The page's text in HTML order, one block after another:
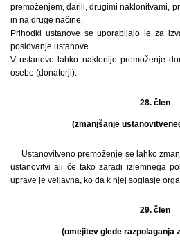
premoženjem, darili, drugimi naklonitvami,
in na druge načine.
Prihodki ustanove se uporabljajo le za
poslovanje ustanove.
V ustanovo lahko naklonijo premoženje
osebe (donatorji).
28. člen
(zmanjšanje
Ustanovitveno premoženje se lahko
ustanovitvi ali če tako zaradi izjemnega
uprave je veljavna, ko da k njej soglasje
29. člen
(omejitev glede razpolaganja